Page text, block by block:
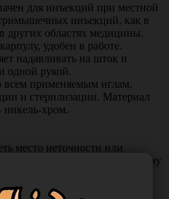
для инъекций при местной
инъекций, как в
других областях медицины.
удобен в работе.
надавливать на шток и
одной рукой.
всем применяемым иглам.
и стерилизации. Материал
никель-хром.
место неточности или
вы заметили такую проблему